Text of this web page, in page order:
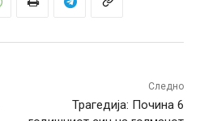
Следно
Трагедија: Почина 6